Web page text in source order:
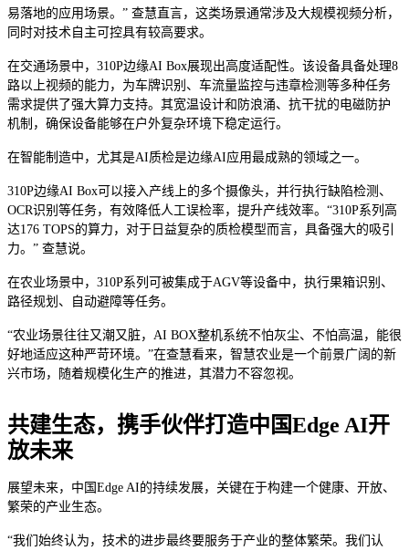
易落地的应用场景。” 查慧直言，这类场景通常涉及大规模视频分析，
同时对技术自主可控具有较高要求。
在交通场景中，310P边缘AI Box展现出高度适配性。该设备具备处理8
路以上视频的能力，为车牌识别、车流量监控与违章检测等多种任务
需求提供了强大算力支持。其宽温设计和防浪涌、抗干扰的电磁防护
机制，确保设备能够在户外复杂环境下稳定运行。
在智能制造中，尤其是AI质检是边缘AI应用最成熟的领域之一。
310P边缘AI Box可以接入产线上的多个摄像头，并行执行缺陷检测、
OCR识别等任务，有效降低人工误检率，提升产线效率。“310P系列高
达176 TOPS的算力，对于日益复杂的质检模型而言，具备强大的吸引
力。” 查慧说。
在农业场景中，310P系列可被集成于AGV等设备中，执行果箱识别、
路径规划、自动避障等任务。
“农业场景往往又潮又脏，AI BOX整机系统不怕灰尘、不怕高温，能很
好地适应这种严苛环境。”在查慧看来，智慧农业是一个前景广阔的新
兴市场，随着规模化生产的推进，其潜力不容忽视。
共建生态，携手伙伴打造中国Edge AI开
放未来
展望未来，中国Edge AI的持续发展，关键在于构建一个健康、开放、
繁荣的产业生态。
“我们始终认为，技术的进步最终要服务于产业的整体繁荣。我们认